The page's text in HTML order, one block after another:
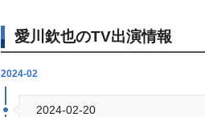
愛川欽也のTV出演情報
2024-02
2024-02-20